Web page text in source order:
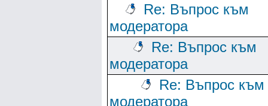
Re: Въпрос към
модератора
Re: Въпрос към
модератора
Re: Въпрос към
модератора